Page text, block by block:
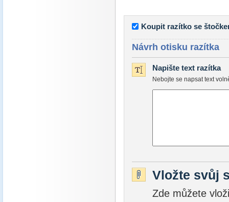
Koupit razítko se
Návrh otisku razítka
Napište text razítka
Nebojte se napsat text
Vložte svůj
Zde můžete